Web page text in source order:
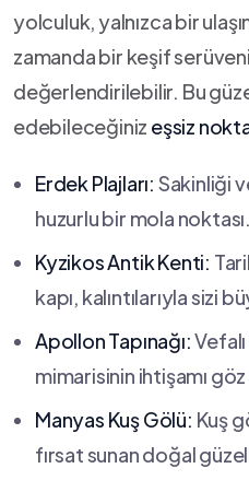
yolculuk, yalnızca ‌bir
zamanda ​bir keşif
değerlendirilebilir. Bu
edebileceğiniz eşsiz
Erdek Plajları: Sakinliği
huzurlu bir mola noktası.
Kyzikos Antik Kenti:
kapı, ‌kalıntılarıyla sizi
Apollon Tapınağı:
mimarisinin ihtişamı göz
Manyas Kuş Gölü: ​Kuş
fırsat sunan doğal